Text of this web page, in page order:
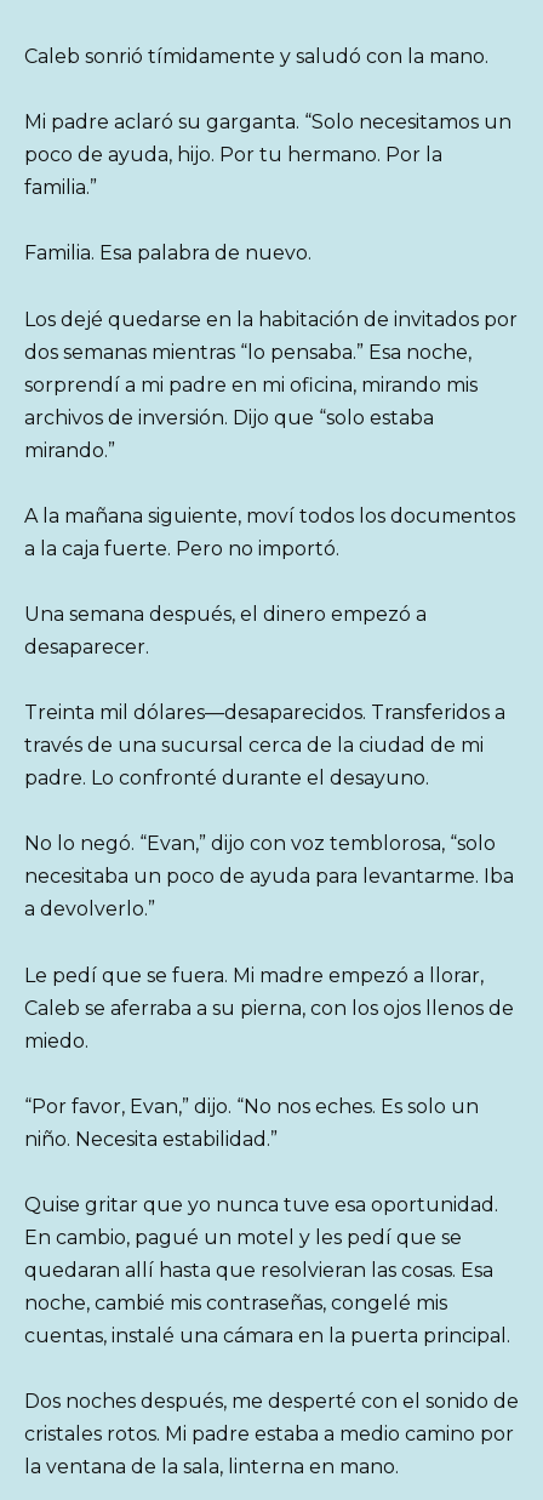
Caleb sonrió tímidamente y saludó con la mano.
Mi padre aclaró su garganta. “Solo necesitamos un
poco de ayuda, hijo. Por tu hermano. Por la
familia.”
Familia. Esa palabra de nuevo.
Los dejé quedarse en la habitación de invitados por
dos semanas mientras “lo pensaba.” Esa noche,
sorprendí a mi padre en mi oficina, mirando mis
archivos de inversión. Dijo que “solo estaba
mirando.”
A la mañana siguiente, moví todos los documentos
a la caja fuerte. Pero no importó.
Una semana después, el dinero empezó a
desaparecer.
Treinta mil dólares—desaparecidos. Transferidos a
través de una sucursal cerca de la ciudad de mi
padre. Lo confronté durante el desayuno.
No lo negó. “Evan,” dijo con voz temblorosa, “solo
necesitaba un poco de ayuda para levantarme. Iba
a devolverlo.”
Le pedí que se fuera. Mi madre empezó a llorar,
Caleb se aferraba a su pierna, con los ojos llenos de
miedo.
“Por favor, Evan,” dijo. “No nos eches. Es solo un
niño. Necesita estabilidad.”
Quise gritar que yo nunca tuve esa oportunidad.
En cambio, pagué un motel y les pedí que se
quedaran allí hasta que resolvieran las cosas. Esa
noche, cambié mis contraseñas, congelé mis
cuentas, instalé una cámara en la puerta principal.
Dos noches después, me desperté con el sonido de
cristales rotos. Mi padre estaba a medio camino por
la ventana de la sala, linterna en mano.